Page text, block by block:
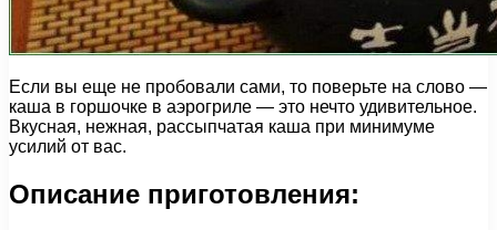
Если вы еще не пробовали сами, то поверьте на слово —
каша в горшочке в аэрогриле — это нечто удивительное.
Вкусная, нежная, рассыпчатая каша при минимуме
усилий от вас.
Описание приготовления: